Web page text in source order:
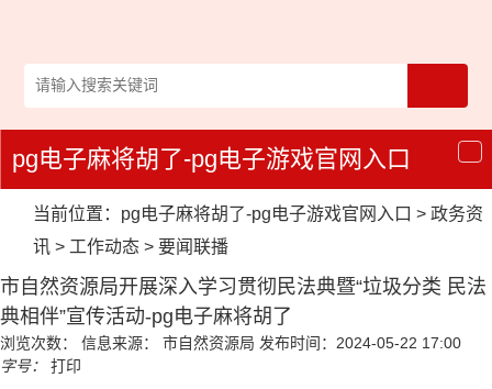
导
航
pg电子麻将胡了-pg电子游戏官网入口
当前位置： pg电子麻将胡了-pg电子游戏官网入口 > 政务资
讯 > 工作动态 > 要闻联播
市自然资源局开展深入学习贯彻民法典暨“垃圾分类 民法
典相伴”宣传活动-pg电子麻将胡了
浏览次数： 信息来源： 市自然资源局 发布时间：2024-05-22 17:00
字号：
打印